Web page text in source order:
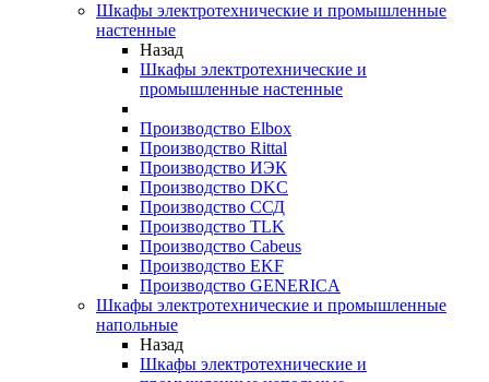
Шкафы электротехнические и промышленные
настенные
Назад
Шкафы электротехнические и
промышленные настенные
Производство Elbox
Производство Rittal
Производство ИЭК
Производство DKC
Производство ССД
Производство TLK
Производство Cabeus
Производство EKF
Производство GENERICA
Шкафы электротехнические и промышленные
напольные
Назад
Шкафы электротехнические и